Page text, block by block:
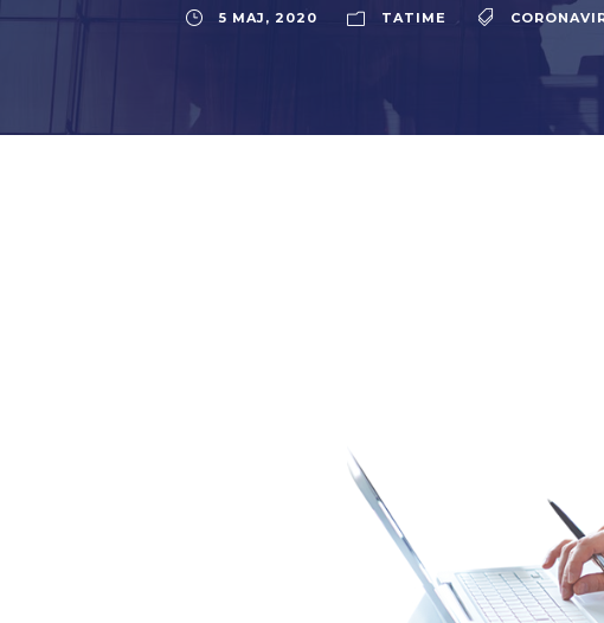
5 MAJ, 2020 TATIME